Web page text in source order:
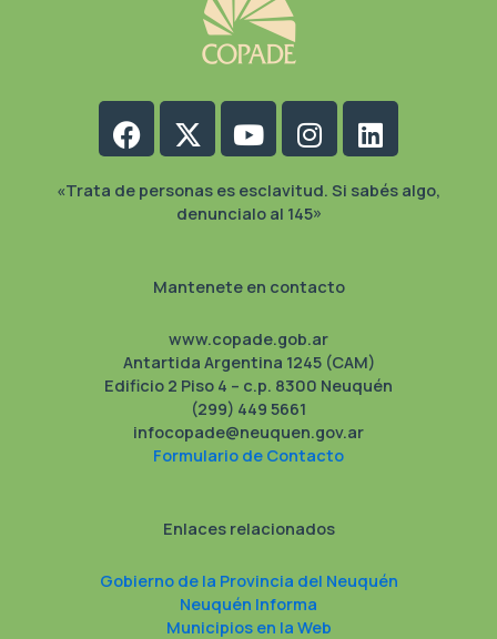
Facebook
X-
twitter
YoutubeInstagram
Linkedin
«Trata de personas es esclavitud. Si sabés algo,
denuncialo al 145»
Mantenete en contacto
www.copade.gob.ar
Antartida Argentina 1245 (CAM)
Edificio 2 Piso 4 – c.p. 8300 Neuquén
(299) 449 5661
infocopade@neuquen.gov.ar
Formulario de Contacto
Enlaces relacionados
Gobierno de la Provincia del Neuquén
Neuquén Informa
Municipios en la Web